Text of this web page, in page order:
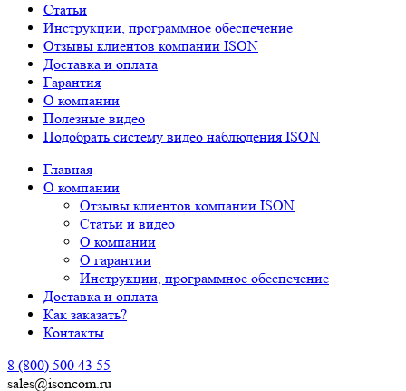
Статьи
Инструкции, программное обеспечение
Отзывы клиентов компании ISON
Доставка и оплата
Гарантия
О компании
Полезные видео
Подобрать систему видео наблюдения ISON
Главная
О компании
Отзывы клиентов компании ISON
Статьи и видео
О компании
О гарантии
Инструкции, программное обеспечение
Доставка и оплата
Как заказать?
Контакты
8 (800) 500 43 55
sales@isoncom.ru